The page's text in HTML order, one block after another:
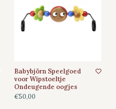
Babybjörn Speelgoed
voor Wipstoeltje
Ondeugende oogjes
€50,00